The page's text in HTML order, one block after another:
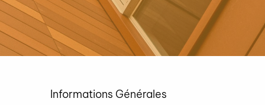
Informations Générales